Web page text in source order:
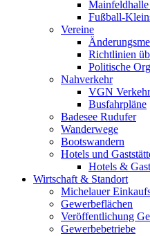
Fußball-
Vereine
Richtlinien
Politische
Nahverkehr
VGN
Busfahrpläne
Badesee Rudufer
Wanderwege
Bootswandern
Hotels und
Hotels &
Wirtschaft & Standort
Michelauer
Gewerbeflächen
Veröffentlichung
Gewerbebetriebe